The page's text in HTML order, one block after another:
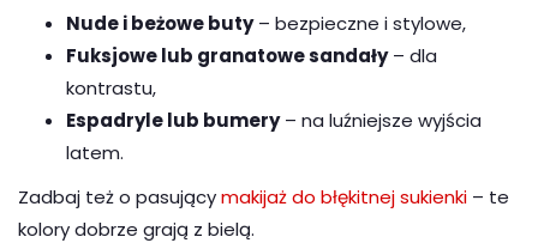
Nude i beżowe buty– bezpieczne i stylowe,
Fuksjowe lub granatowe sandały– dla
kontrastu,
Espadryle lub bumery– na luźniejsze wyjścia
latem.
Zadbaj też o pasującymakijaż do błękitnej sukienki – te
kolory dobrze grają z bielą.